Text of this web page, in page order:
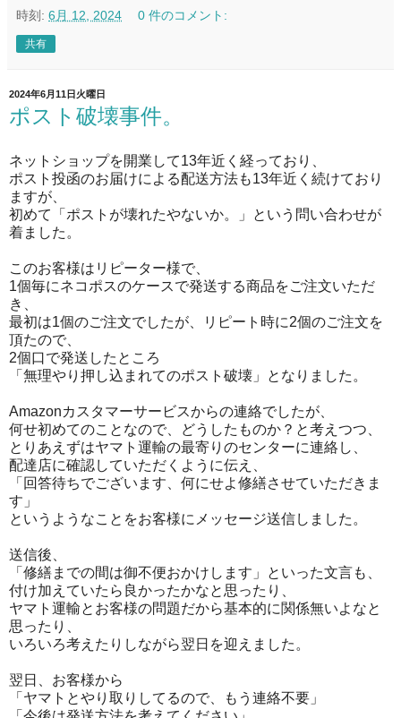
時刻: 6月 12, 2024 0 件のコメント:
共有
2024年6月11日火曜日
ポスト破壊事件。
ネットショップを開業して13年近く経っており、
ポスト投函のお届けによる配送方法も13年近く続けており
ますが、
初めて「ポストが壊れたやないか。」という問い合わせが
着ました。
このお客様はリピーター様で、
1個毎にネコポスのケースで発送する商品をご注文いただ
き、
最初は1個のご注文でしたが、リピート時に2個のご注文を
頂たので、
2個口で発送したところ
「無理やり押し込まれてのポスト破壊」となりました。
Amazonカスタマーサービスからの連絡でしたが、
何せ初めてのことなので、どうしたものか？と考えつつ、
とりあえずはヤマト運輸の最寄りのセンターに連絡し、
配達店に確認していただくように伝え、
「回答待ちでございます、何にせよ修繕させていただきま
す」
というようなことをお客様にメッセージ送信しました。
送信後、
「修繕までの間は御不便おかけします」といった文言も、
付け加えていたら良かったかなと思ったり、
ヤマト運輸とお客様の問題だから基本的に関係無いよなと
思ったり、
いろいろ考えたりしながら翌日を迎えました。
翌日、お客様から
「ヤマトとやり取りしてるので、もう連絡不要」